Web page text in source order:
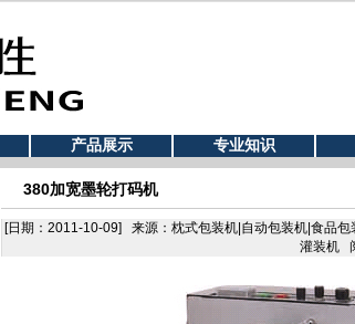
产品展示 专业知识
380加宽墨轮打码机
[日期：2011-10-09] 来源：枕式包装机|自动包装机|食品
灌装机